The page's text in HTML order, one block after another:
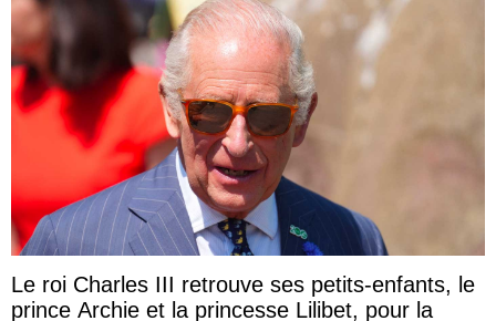
Le roi Charles III retrouve ses petits-enfants, le
prince Archie et la princesse Lilibet, pour la